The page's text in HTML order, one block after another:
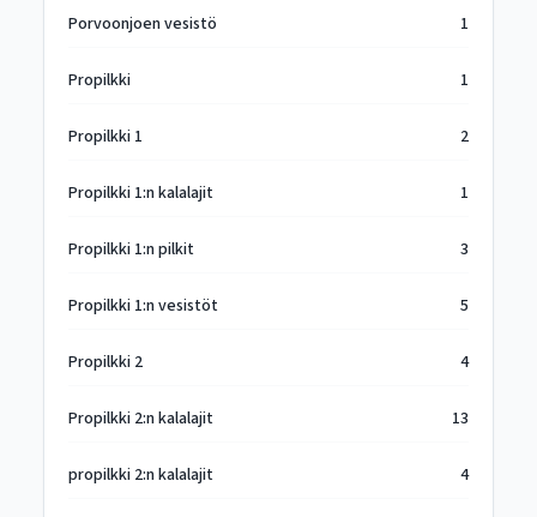
Porvoonjoen vesistö 1
Propilkki 1
Propilkki 1 2
Propilkki 1:n kalalajit 1
Propilkki 1:n pilkit 3
Propilkki 1:n vesistöt 5
Propilkki 2 4
Propilkki 2:n kalalajit 13
propilkki 2:n kalalajit 4